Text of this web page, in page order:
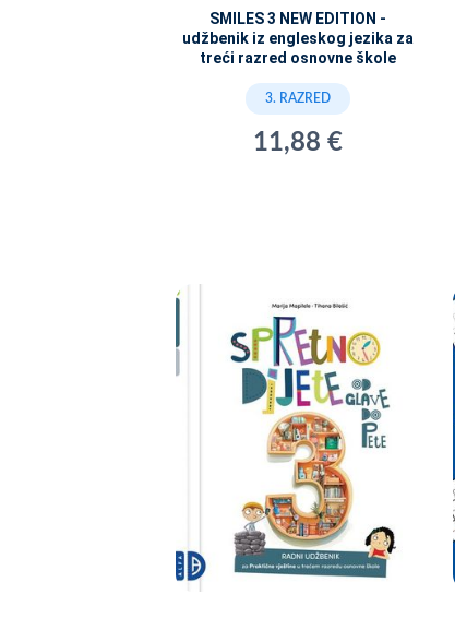
SMILES 3 NEW EDITION -
udžbenik iz engleskog jezika za
treći razred osnovne škole
3. RAZRED
11,88 €